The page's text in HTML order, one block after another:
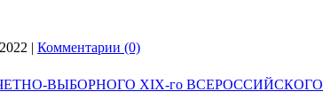
| Комментарии (0)
ВЫБОРНОГО ХIХ-го ВСЕРОССИЙСКОГО